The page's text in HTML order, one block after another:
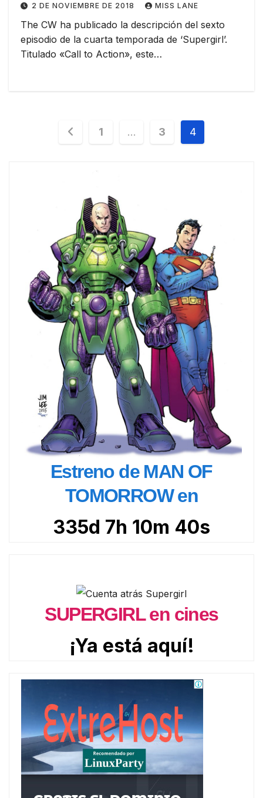
2 DE NOVIEMBRE DE 2018 MISS LANE
The CW ha publicado la descripción del sexto
episodio de la cuarta temporada de ‘Supergirl’.
Titulado «Call to Action», este…
Paginación
1 … 3 4
Estreno de MAN OF
TOMORROW en
335d 7h 10m 38s
SUPERGIRL en cines
¡Ya está aquí!